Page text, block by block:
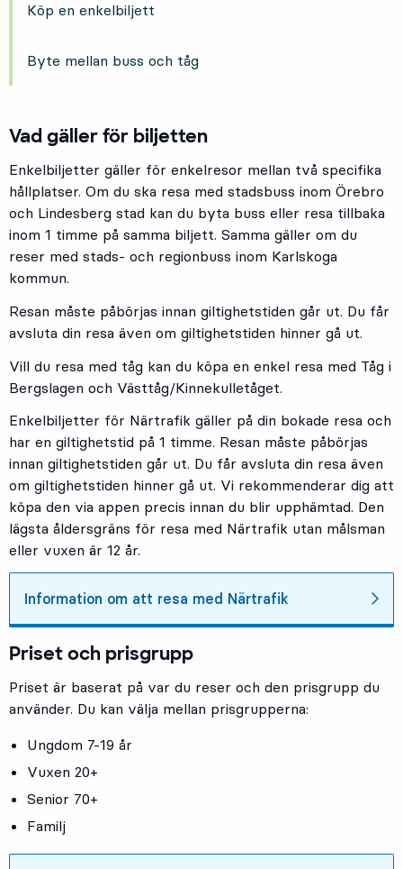
Köp en enkelbiljett
Byte mellan buss och tåg
Vad gäller för biljetten
Enkelbiljetter gäller för enkelresor mellan två specifika
hållplatser. Om du ska resa med stadsbuss inom Örebro
och Lindesberg stad kan du byta buss eller resa tillbaka
inom 1 timme på samma biljett. Samma gäller om du
reser med stads- och regionbuss inom Karlskoga
kommun.
Resan måste påbörjas innan giltighetstiden går ut. Du får
avsluta din resa även om giltighetstiden hinner gå ut.
Vill du resa med tåg kan du köpa en enkel resa med Tåg i
Bergslagen och Västtåg/Kinnekulletåget.
Enkelbiljetter för Närtrafik gäller på din bokade resa och
har en giltighetstid på 1 timme. Resan måste påbörjas
innan giltighetstiden går ut. Du får avsluta din resa även
om giltighetstiden hinner gå ut. Vi rekommenderar dig att
köpa den via appen precis innan du blir upphämtad. Den
lägsta åldersgräns för resa med Närtrafik utan målsman
eller vuxen är 12 år.
Information om att resa med Närtrafik
Priset och prisgrupp
Priset är baserat på var du reser och den prisgrupp du
använder. Du kan välja mellan prisgrupperna:
Ungdom 7-19 år
Vuxen 20+
Senior 70+
Familj